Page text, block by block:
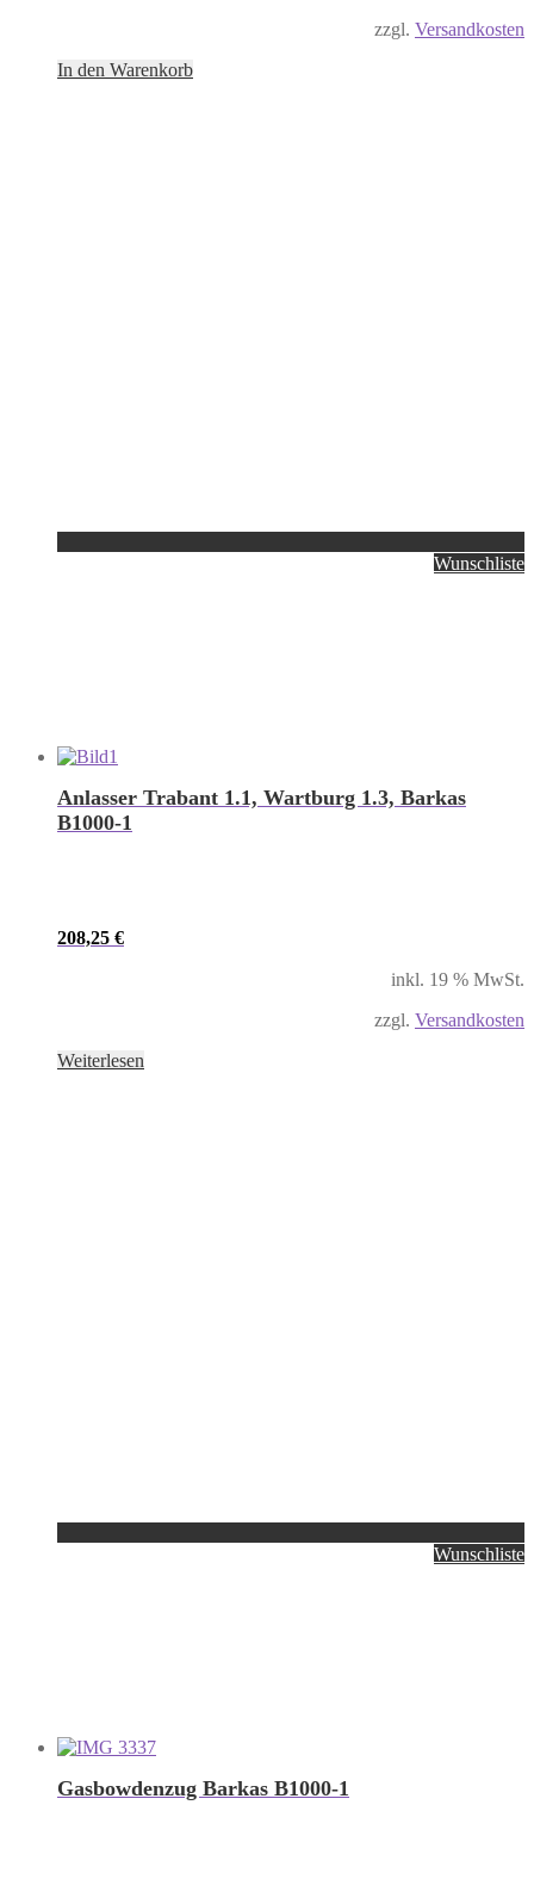
zzgl. Versandkosten
In den Warenkorb
Wunschliste
Anlasser Trabant 1.1, Wartburg 1.3, Barkas
B1000-1
208,25 €
inkl. 19 % MwSt.
zzgl. Versandkosten
Weiterlesen
Wunschliste
Gasbowdenzug Barkas B1000-1